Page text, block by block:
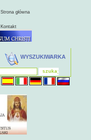
Strona główna
Kontakt
WYSZUKIWARKA